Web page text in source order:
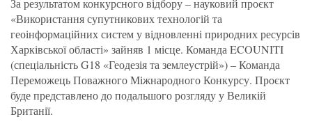
За результатом конкурсного відбору – науковий проєкт
«Використання супутникових технологій та
геоінформаційних систем у відновленні природних ресурсів
Харківської області» зайняв 1 місце. Команда ECOUNITI
(спеціальність G18 «Геодезія та землеустрій») – Команда
Переможець Поважного Міжнародного Конкурсу. Проєкт
буде представлено до подальшого розгляду у Великій
Британії.